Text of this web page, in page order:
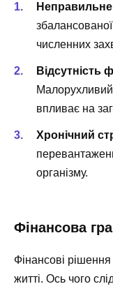
численних
Відсутність
Малорухливий
впливає на
Хронічний
організму.
Фінансова
Фінансові
житті. Ось чого